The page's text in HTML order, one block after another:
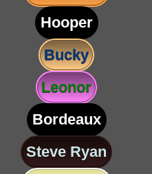
Hooper
Bucky
Leonor
Bordeaux
Steve Ryan